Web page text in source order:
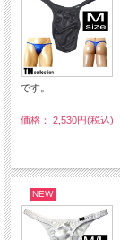
です。
価格： 2,530円(税込)
NEW